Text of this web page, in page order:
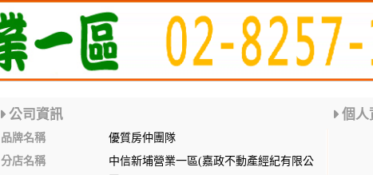
公司資訊
品牌名稱
優質房仲團隊
分店名稱
中信新埔營業一區(嘉政不動產經紀有限公
個人